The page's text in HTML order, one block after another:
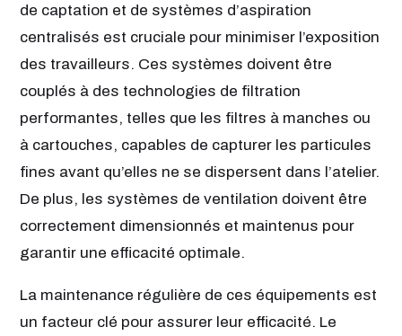
de captation et de systèmes d’aspiration
centralisés est cruciale pour minimiser l’exposition
des travailleurs. Ces systèmes doivent être
couplés à des technologies de filtration
performantes, telles que les filtres à manches ou
à cartouches, capables de capturer les particules
fines avant qu’elles ne se dispersent dans l’atelier.
De plus, les systèmes de ventilation doivent être
correctement dimensionnés et maintenus pour
garantir une efficacité optimale.
La maintenance régulière de ces équipements est
un facteur clé pour assurer leur efficacité. Le